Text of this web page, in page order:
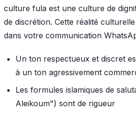
culture fula est une culture de
de discrétion. Cette réalité
dans votre communication
Un ton respectueux et discret
à un ton agressivement
Les formules islamiques de
Aleikoum") sont de rigueur